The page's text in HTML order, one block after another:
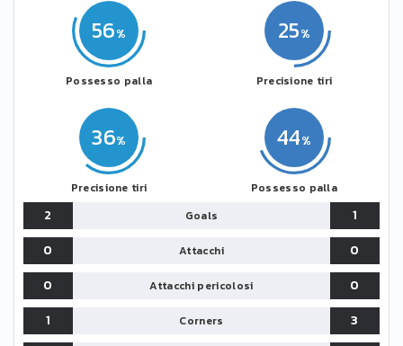
56
Possesso palla
36
Precisione tiri
44
Possesso palla
25
Precisione tiri
2 Goals
1
0
Attacchi
0
0
Attacchi pericolosi
0
1
Corners 3